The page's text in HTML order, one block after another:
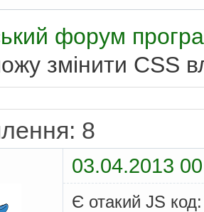
форум
змінити CSS
8
03.04.2013
Є отакий JS код: